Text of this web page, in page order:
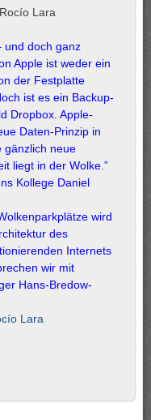
und doch ganz
Apple ist weder ein
der Festplatte
ist es ein Backup-
Dropbox. Apple-
Daten-Prinzip in
gänzlich neue
liegt in der Wolke.”
Kollege Daniel
wird
des
Internets
wir mit
Hans-Bredow-
Lara